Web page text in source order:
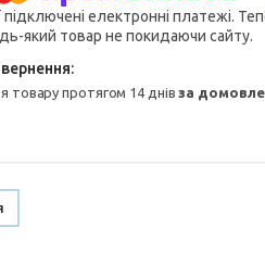
підключені електронні платежі.
який товар не покидаючи сайту.
товару протягом 14 днівза